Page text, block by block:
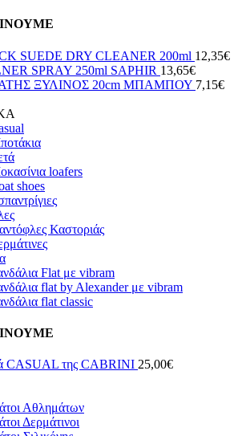
SUEDE DRY CLEANER 200ml 12,35€
SPRAY 250ml SAPHIR 13,65€
ΞΥΛΙΝΟΣ 20cm ΜΠΑΜΠΟΥ 7,15€
loafers
shoes
Καστοριάς
Flat με vibram
flat by Alexander με vibram
flat classic
CASUAL της CABRINI 25,00€
Αθλημάτων
Δερμάτινοι